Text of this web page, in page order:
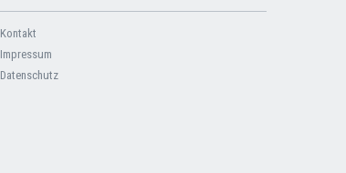
Kontakt
Impressum
Datenschutz